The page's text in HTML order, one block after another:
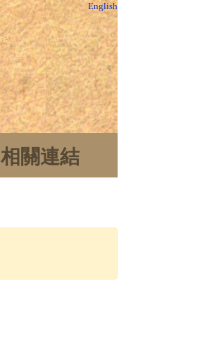
English
相關連結